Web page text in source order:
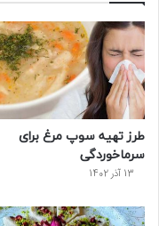
طرز تهیه سوپ مرغ برای
سرماخوردگی
13 آذر 1402